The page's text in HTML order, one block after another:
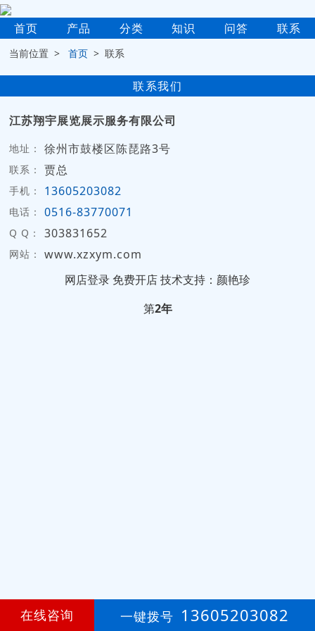
首页 产品 分类 知识 问答 联系
当前位置 >首页 > 联系
联系我们
江苏翔宇展览展示服务有限公司
地址： 徐州市鼓楼区陈琵路3号
联系： 贾总
手机： 13605203082
电话： 0516-83770071
Q Q： 303831652
网站：
www.xzxym.com
网店登录 免费开店技术支持：颜艳珍
第2年
在线咨询 一键拨号 13605203082